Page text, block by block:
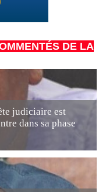
DE LA
judiciaire est
dans sa phase